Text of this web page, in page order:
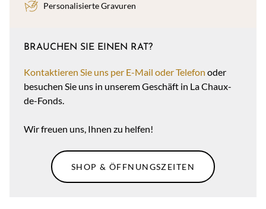
Personalisierte Gravuren
BRAUCHEN SIE EINEN RAT?
Kontaktieren Sie uns per E-Mail oder Telefon oder
besuchen Sie uns in unserem Geschäft in La Chaux-
de-Fonds.
Wir freuen uns, Ihnen zu helfen!
SHOP & ÖFFNUNGSZEITEN